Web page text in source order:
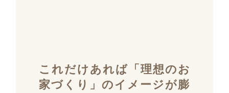
これだけあれば「理想のお
家づくり」のイメージが膨